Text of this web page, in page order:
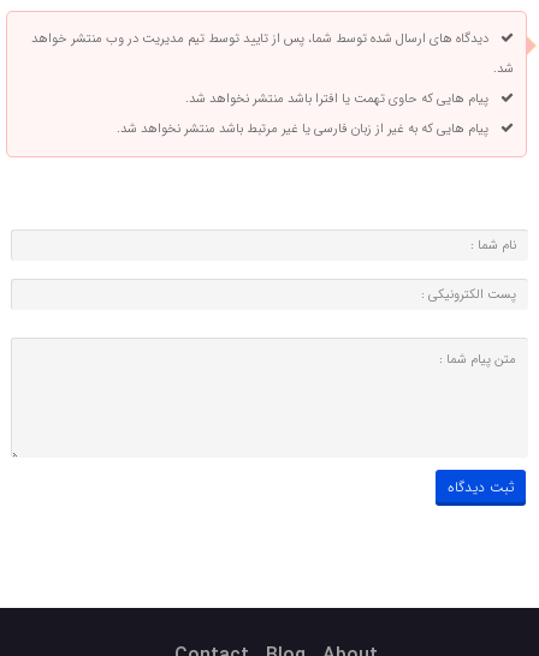
دیدگاه های ارسال شده توسط شما، پس از تایید توسط تیم مدیریت در وب منتشر خواهد
شد.
پیام هایی که حاوی تهمت یا افترا باشد منتشر نخواهد شد.
پیام هایی که به غیر از زبان فارسی یا غیر مرتبط باشد منتشر نخواهد شد.